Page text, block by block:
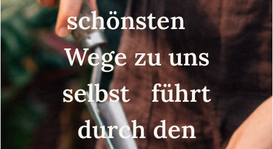
schönsten
Wege zu uns
selbst führt
durch den